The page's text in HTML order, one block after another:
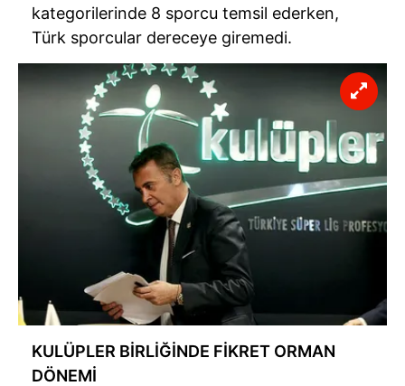
kategorilerinde 8 sporcu temsil ederken,
Türk sporcular dereceye giremedi.
KULÜPLER BİRLİĞİNDE FİKRET ORMAN
DÖNEMİ